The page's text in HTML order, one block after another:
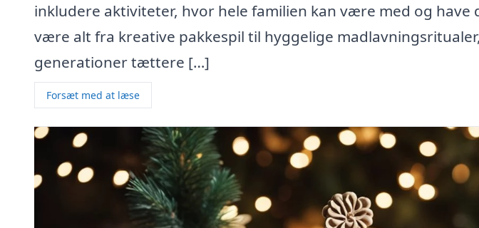
inkludere aktiviteter, hvor hele familien kan være med og have
være alt fra kreative pakkespil til hyggelige
generationer tættere […]
Forsæt med at læse